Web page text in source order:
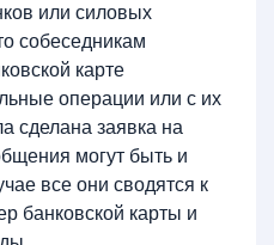
или силовых
собеседникам
карте
операции или с их
сделана заявка на
могут быть и
все они сводятся к
банковской карты и